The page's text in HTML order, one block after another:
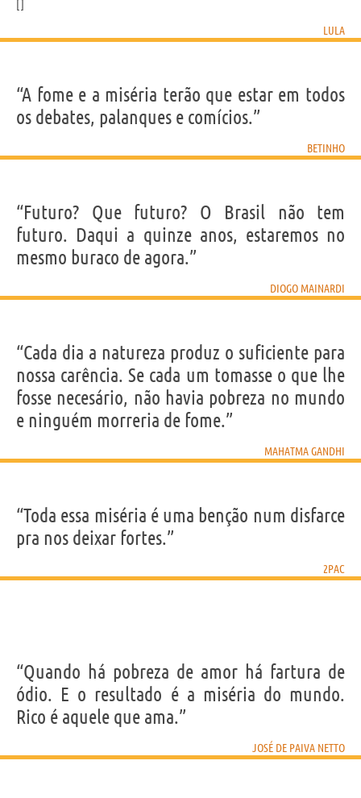
LULA
“A fome e a miséria terão que estar em todos
os debates, palanques e comícios.”
BETINHO
“Futuro? Que futuro? O Brasil não tem
futuro. Daqui a quinze anos, estaremos no
mesmo buraco de agora.”
DIOGO MAINARDI
“Cada dia a natureza produz o suficiente para
nossa carência. Se cada um tomasse o que lhe
fosse necesário, não havia pobreza no mundo
e ninguém morreria de fome.”
MAHATMA GANDHI
“Toda essa miséria é uma benção num disfarce
pra nos deixar fortes.”
2PAC
“Quando há pobreza de amor há fartura de
ódio. E o resultado é a miséria do mundo.
Rico é aquele que ama.”
JOSÉ DE PAIVA NETTO